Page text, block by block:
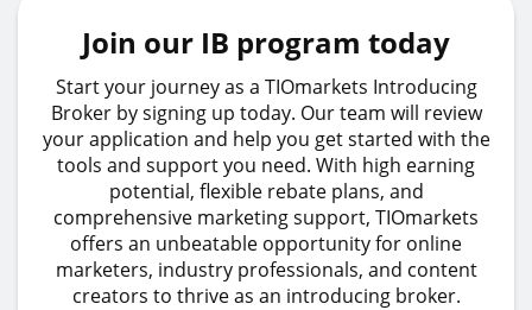
Join our IB program today
Start your journey as a TIOmarkets Introducing
Broker by signing up today. Our team will review
your application and help you get started with the
tools and support you need. With high earning
potential, flexible rebate plans, and
comprehensive marketing support, TIOmarkets
offers an unbeatable opportunity for online
marketers, industry professionals, and content
creators to thrive as an introducing broker.